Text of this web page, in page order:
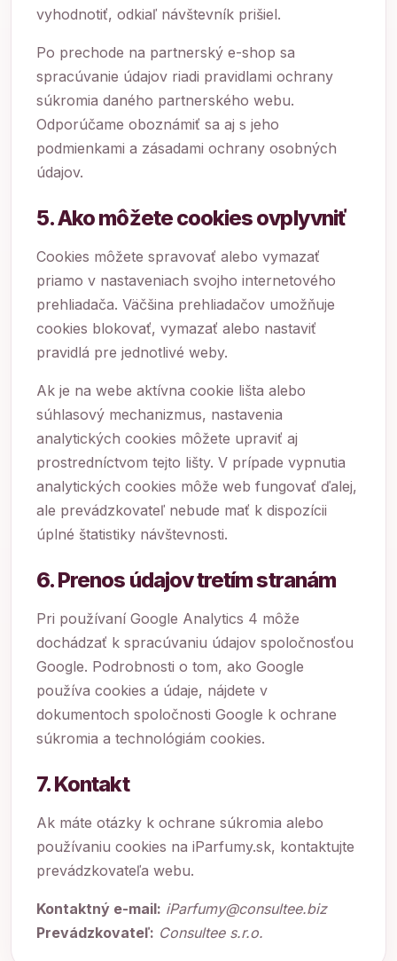
vyhodnotiť, odkiaľ návštevník prišiel.
Po prechode na partnerský e-shop sa
spracúvanie údajov riadi pravidlami ochrany
súkromia daného partnerského webu.
Odporúčame oboznámiť sa aj s jeho
podmienkami a zásadami ochrany osobných
údajov.
5. Ako môžete cookies ovplyvniť
Cookies môžete spravovať alebo vymazať
priamo v nastaveniach svojho internetového
prehliadača. Väčšina prehliadačov umožňuje
cookies blokovať, vymazať alebo nastaviť
pravidlá pre jednotlivé weby.
Ak je na webe aktívna cookie lišta alebo
súhlasový mechanizmus, nastavenia
analytických cookies môžete upraviť aj
prostredníctvom tejto lišty. V prípade vypnutia
analytických cookies môže web fungovať ďalej,
ale prevádzkovateľ nebude mať k dispozícii
úplné štatistiky návštevnosti.
6. Prenos údajov tretím stranám
Pri používaní Google Analytics 4 môže
dochádzať k spracúvaniu údajov spoločnosťou
Google. Podrobnosti o tom, ako Google
používa cookies a údaje, nájdete v
dokumentoch spoločnosti Google k ochrane
súkromia a technológiám cookies.
7. Kontakt
Ak máte otázky k ochrane súkromia alebo
používaniu cookies na iParfumy.sk, kontaktujte
prevádzkovateľa webu.
Kontaktný e-mail: iParfumy@consultee.biz
Prevádzkovateľ: Consultee s.r.o.